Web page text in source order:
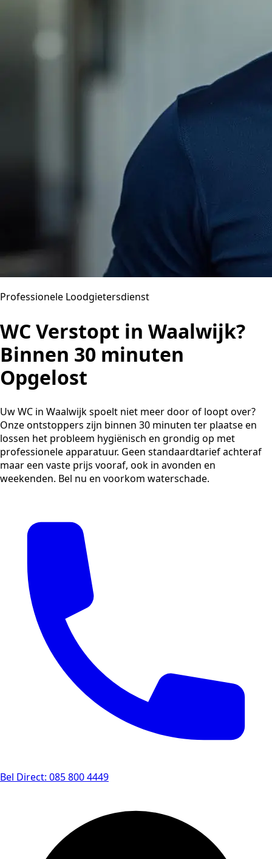
Professionele Loodgietersdienst
WC Verstopt in Waalwijk?
Binnen 30 minuten
Opgelost
Uw WC in Waalwijk spoelt niet meer door of loopt over?
Onze ontstoppers zijn binnen 30 minuten ter plaatse en
lossen het probleem hygiënisch en grondig op met
professionele apparatuur. Geen standaardtarief achteraf
maar een vaste prijs vooraf, ook in avonden en
weekenden. Bel nu en voorkom waterschade.
Bel Direct: 085 800 4449